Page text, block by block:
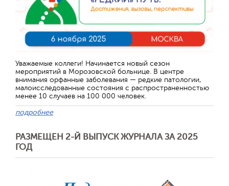
Уважаемые коллеги! Начинается новый сезон
мероприятий в Морозовской больнице. В центре
внимания орфанные заболевания — редкие патологии,
малоисследованные состояния с распространенностью
менее 10 случаев на 100 000 человек.
подробнее
РАЗМЕЩЕН 2-Й ВЫПУСК ЖУРНАЛА ЗА 2025
ГОД